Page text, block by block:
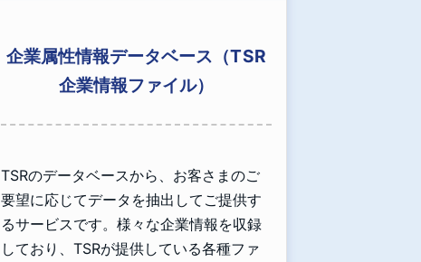
企業属性情報データベース（TSR
企業情報ファイル）
TSRのデータベースから、お客さまのご
要望に応じてデータを抽出してご提供す
るサービスです。様々な企業情報を収録
しており、TSRが提供している各種ファ